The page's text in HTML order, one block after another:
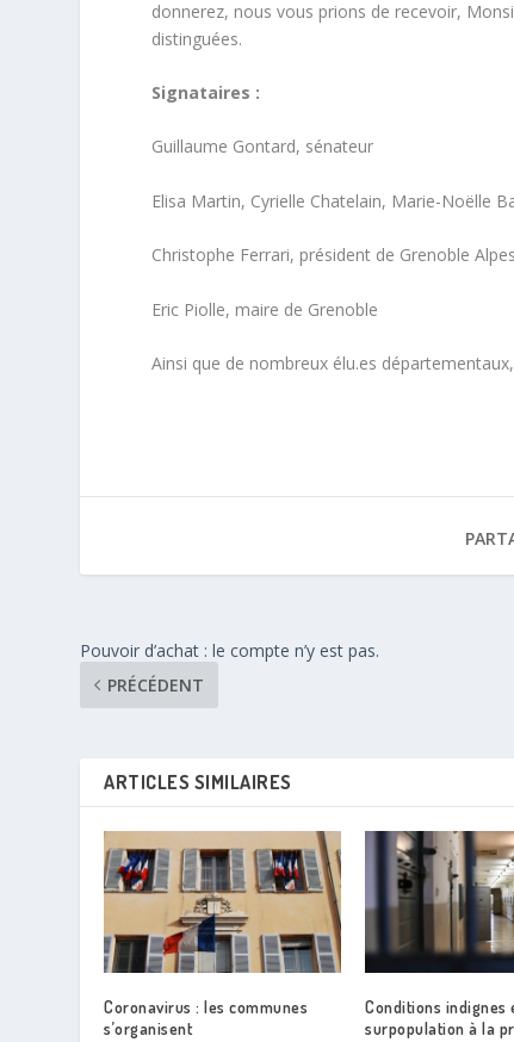
donnerez, nous vous prions de recevoir,
distinguées.
Signataires :
Guillaume Gontard, sénateur
Elisa Martin, Cyrielle Chatelain, Marie-Noëlle
Christophe Ferrari, président de Grenoble
Eric Piolle, maire de Grenoble
Ainsi que de nombreux élu.es
Pouvoir d’achat : le compte n’y est pas.
PRÉCÉDENT
ARTICLES SIMILAIRES
Coronavirus : les communes
s’organisent
Conditions indignes
surpopulation à la